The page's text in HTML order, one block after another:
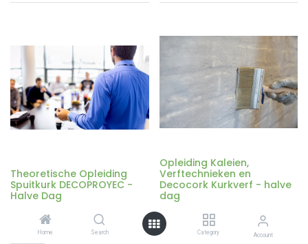
Home Search Category Account
Theoretische Opleiding
Spuitkurk DECOPROYEC -
Halve Dag
689,70€
Opleiding Kaleien,
Verftechnieken en
Decocork Kurkverf - halve
dag
344,85
€